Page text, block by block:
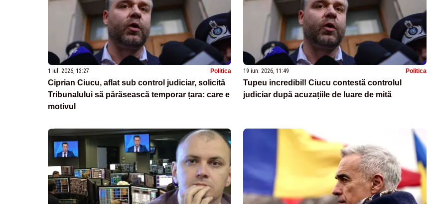
1 iul. 2026, 13:27 Politica
Ciprian Ciucu, aflat sub control judiciar, solicită
Tribunalului să părăsească temporar țara: care e
motivul
19 iun. 2026, 11:49 Politica
Tupeu incredibil! Ciucu contestă controlul
judiciar după acuzațiile de luare de mită